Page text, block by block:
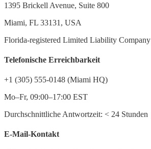
1395 Brickell Avenue, Suite 800
Miami, FL 33131, USA
Florida-registered Limited Liability Company
Telefonische Erreichbarkeit
+1 (305) 555-0148 (Miami HQ)
Mo–Fr, 09:00–17:00 EST
Durchschnittliche Antwortzeit: < 24 Stunden
E-Mail-Kontakt